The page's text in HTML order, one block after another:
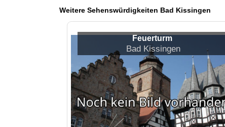
Weitere Sehenswürdigkeiten Bad Kissingen
Feuerturm
Bad Kissingen